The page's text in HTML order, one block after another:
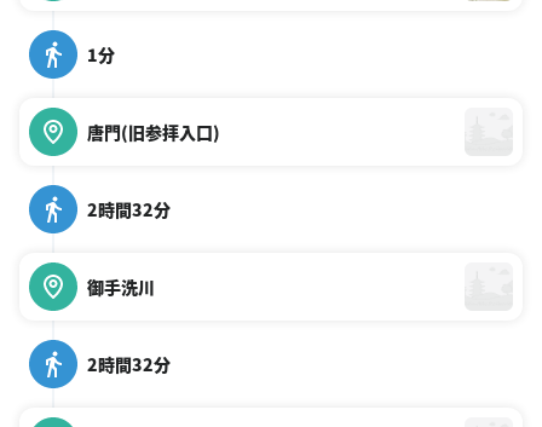
1分
唐門(旧参拝入口)
2時間32分
御手洗川
2時間32分